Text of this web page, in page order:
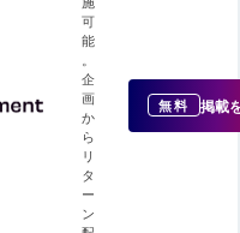
可
能
企
画
か
ら
リ
タ
ー
ン
無料 掲載